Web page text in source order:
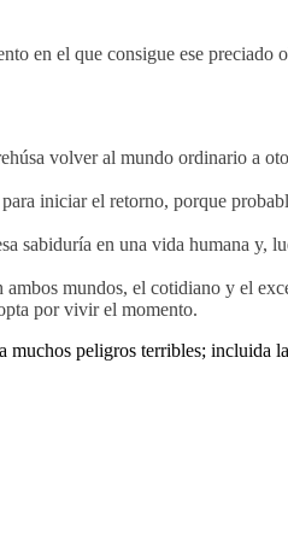
en el que consigue ese preciado
volver al mundo ordinario a
iniciar el retorno, porque
sabiduría en una vida humana y,
mundos, el cotidiano y el
por vivir el momento.
muchos peligros terribles; incluida